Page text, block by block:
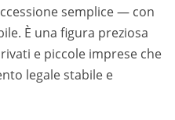
semplice — con
È una figura preziosa
e piccole imprese che
legale stabile e